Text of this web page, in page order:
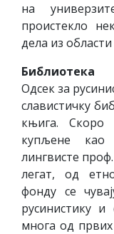
на
проистекло
дела из
Библиотека
Одсек за
славистичку
књига. Скоро
купљене као
лингвисте
легат, од
фонду се
русинистику и
многа од